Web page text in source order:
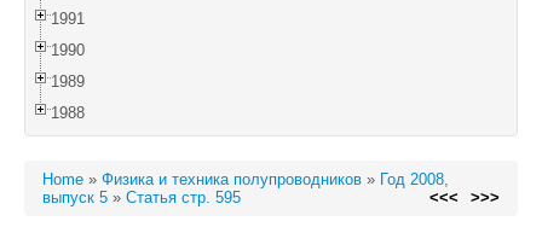
1991
1990
1989
1988
Home » Физика и техника полупроводников » Год 2008,
выпуск 5 » Статья стр. 595 <<< >>>